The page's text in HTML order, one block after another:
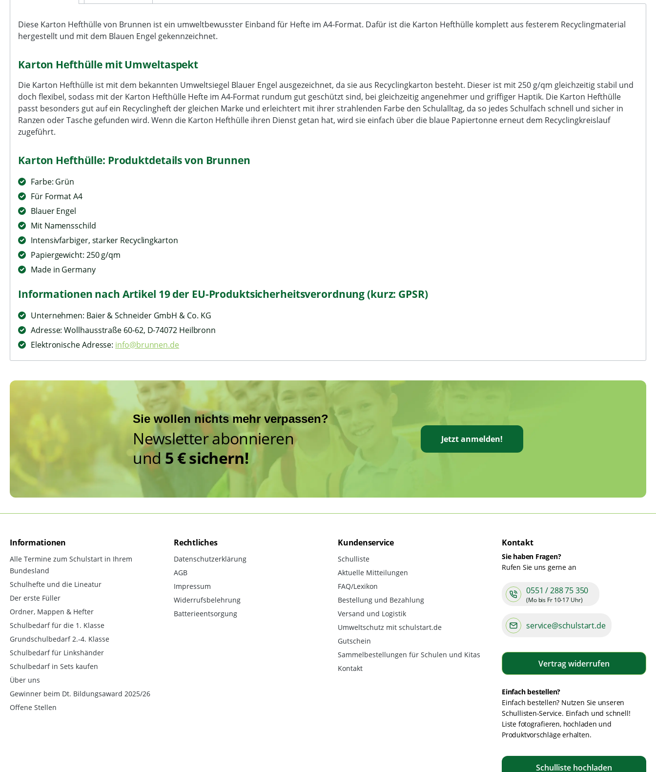
Diese Karton Hefthülle von Brunnen ist ein umweltbewusster Einband für Hefte im A4-Format. Dafür ist die Karton Hefthülle komplett aus festerem Recyclingmaterial
hergestellt und mit dem Blauen Engel gekennzeichnet.
Karton Hefthülle mit Umweltaspekt
Die Karton Hefthülle ist mit dem bekannten Umweltsiegel Blauer Engel ausgezeichnet, da sie aus Recyclingkarton besteht. Dieser ist mit 250 g/qm gleichzeitig stabil und
doch flexibel, sodass mit der Karton Hefthülle Hefte im A4-Format rundum gut geschützt sind, bei gleichzeitig angenehmer und griffiger Haptik. Die Karton Hefthülle
passt besonders gut auf ein Recyclingheft der gleichen Marke und erleichtert mit ihrer strahlenden Farbe den Schulalltag, da so jedes Schulfach schnell und sicher in
Ranzen oder Tasche gefunden wird. Wenn die Karton Hefthülle ihren Dienst getan hat, wird sie einfach über die blaue Papiertonne erneut dem Recyclingkreislauf
zugeführt.
Karton Hefthülle: Produktdetails von Brunnen
Farbe: Grün
Für Format A4
Blauer Engel
Mit Namensschild
Intensivfarbiger, starker Recyclingkarton
Papiergewicht: 250 g/qm
Made in Germany
Informationen nach Artikel 19 der EU-Produktsicherheitsverordnung (kurz: GPSR)
Unternehmen: Baier & Schneider GmbH & Co. KG
Adresse: Wollhausstraße 60-62, D-74072 Heilbronn
Elektronische Adresse: info@brunnen.de
Sie wollen nichts mehr verpassen?
Newsletter abonnieren
und 5 € sichern!
Jetzt anmelden!
Informationen
Alle Termine zum Schulstart in Ihrem
Bundesland
Schulhefte und die Lineatur
Der erste Füller
Ordner, Mappen & Hefter
Schulbedarf für die 1. Klasse
Grundschulbedarf 2.-4. Klasse
Schulbedarf für Linkshänder
Schulbedarf in Sets kaufen
Über uns
Gewinner beim Dt. Bildungsaward 2025/26
Offene Stellen
Rechtliches
Datenschutzerklärung
AGB
Impressum
Widerrufsbelehrung
Batterieentsorgung
Kundenservice
Schulliste
Aktuelle Mitteilungen
FAQ/Lexikon
Bestellung und Bezahlung
Versand und Logistik
Umweltschutz mit schulstart.de
Gutschein
Sammelbestellungen für Schulen und Kitas
Kontakt
Kontakt
Sie haben Fragen?
Rufen Sie uns gerne an
0551 / 288 75 350
(Mo bis Fr 10-17 Uhr)
service@schulstart.de
Vertrag widerrufen
Einfach bestellen?
Einfach bestellen? Nutzen Sie unseren
Schullisten-Service. Einfach und schnell!
Liste fotografieren, hochladen und
Produktvorschläge erhalten.
Schulliste hochladen